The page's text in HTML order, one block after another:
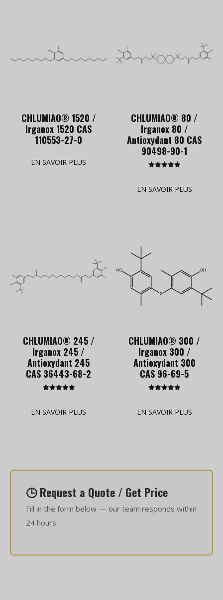
CHLUMIAO® 1520 /
Irganox 1520 CAS
110553-27-0
EN SAVOIR PLUS
CHLUMIAO® 80 /
Irganox 80 /
Antioxydant 80 CAS
90498-90-1
EN SAVOIR PLUS
CHLUMIAO® 245 /
Irganox 245 /
Antioxydant 245
CAS 36443-68-2
EN SAVOIR PLUS
CHLUMIAO® 300 /
Irganox 300 /
Antioxydant 300
CAS 96-69-5
EN SAVOIR PLUS
🕒 Request a Quote / Get Price
Fill in the form below — our team responds within
24 hours.